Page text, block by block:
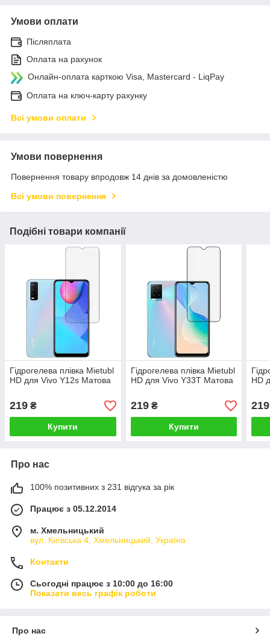
Умови оплати
Післяплата
Оплата на рахунок
Онлайн-оплата карткою Visa, Mastercard - LiqPay
Оплата на ключ-карту рахунку
Всі умови оплати
Умови повернення
Повернення товару впродовж 14 днів за домовленістю
Всі умови повернення
Подібні товари компанії
Гідрогелева плівка Mietubl
HD для Vivo Y12s Матова
219 ₴
Купити
Гідрогелева плівка Mietubl
HD для Vivo Y33T Матова
219₴
Купити
HD
219
Про нас
100% позитивних з 231 відгука за рік
Працює з 05.12.2014
м. Хмельницький
вул. Київська 4, Хмельницький, Україна
Контакти
Сьогодні працює з 10:00 до 16:00
Показати весь графік роботи
Про нас